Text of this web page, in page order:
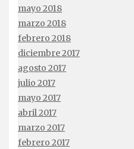
mayo 2018
marzo 2018
febrero 2018
diciembre 2017
agosto 2017
julio 2017
mayo 2017
abril 2017
marzo 2017
febrero 2017